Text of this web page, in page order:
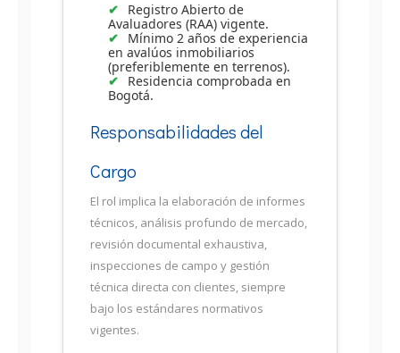
Registro Abierto de
Avaluadores (RAA) vigente.
Mínimo 2 años de experiencia
en avalúos inmobiliarios
(preferiblemente en terrenos).
Residencia comprobada en
Bogotá.
Responsabilidades del
Cargo
El rol implica la elaboración de informes
técnicos, análisis profundo de mercado,
revisión documental exhaustiva,
inspecciones de campo y gestión
técnica directa con clientes, siempre
bajo los estándares normativos
vigentes.